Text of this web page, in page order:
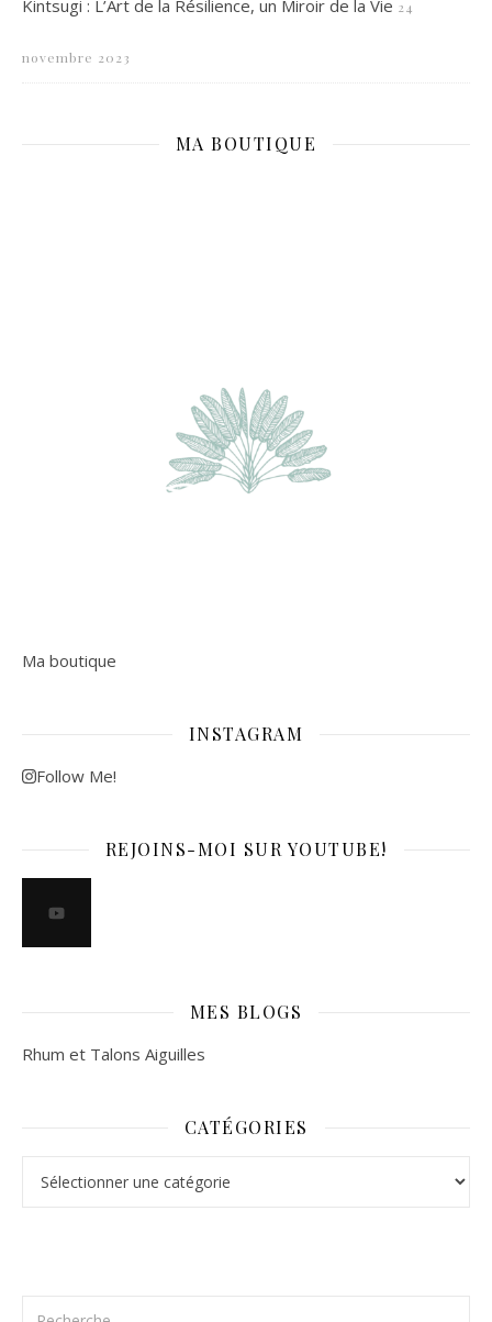
Kintsugi : L’Art de la Résilience, un Miroir de la Vie 24
novembre 2023
MA BOUTIQUE
Ma boutique
INSTAGRAM
Follow Me!
REJOINS-MOI SUR YOUTUBE!
MES BLOGS
Rhum et Talons Aiguilles
CATÉGORIES